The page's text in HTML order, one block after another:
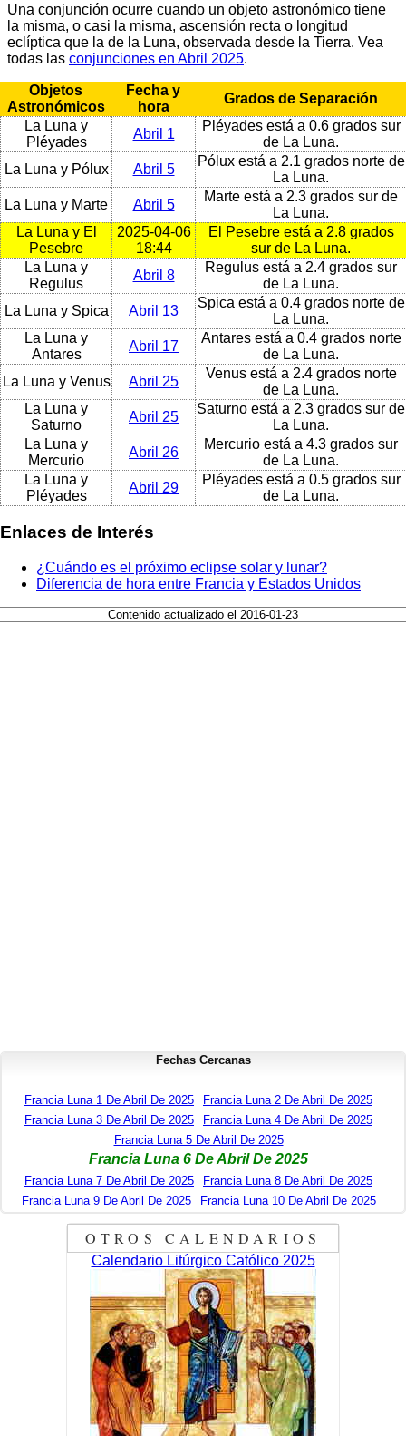
Una conjunción ocurre cuando un objeto astronómico tiene
la misma, o casi la misma, ascensión recta o longitud
eclíptica que la de la Luna, observada desde la Tierra. Vea
todas las conjunciones en Abril 2025.
Objetos
Astronómicos
Fecha y
hora
Grados de Separación
La Luna y
Pléyades
Abril 1
Pléyades está a 0.6 grados sur
de La Luna.
La Luna y Pólux
Abril 5
Pólux está a 2.1 grados norte de
La Luna.
La Luna y Marte
Abril 5
Marte está a 2.3 grados sur de
La Luna.
La Luna y El
Pesebre
2025-04-06
18:44
El Pesebre está a 2.8 grados
sur de La Luna.
La Luna y
Regulus
Abril 8
Regulus está a 2.4 grados sur
de La Luna.
La Luna y Spica
Abril 13
Spica está a 0.4 grados norte de
La Luna.
La Luna y
Antares
Abril 17
Antares está a 0.4 grados norte
de La Luna.
La Luna y Venus
Abril 25
Venus está a 2.4 grados norte
de La Luna.
La Luna y
Saturno
Abril 25
Saturno está a 2.3 grados sur de
La Luna.
La Luna y
Mercurio
Abril 26
Mercurio está a 4.3 grados sur
de La Luna.
La Luna y
Pléyades
Abril 29
Pléyades está a 0.5 grados sur
de La Luna.
Enlaces de Interés
¿Cuándo es el próximo eclipse solar y lunar?
Diferencia de hora entre Francia y Estados Unidos
Contenido actualizado el 2016-01-23
Fechas Cercanas
Francia Luna 1 De Abril De 2025
Francia Luna 2 De Abril De 2025
Francia Luna 3 De Abril De 2025
Francia Luna 4 De Abril De 2025
Francia Luna 5 De Abril De 2025
Francia Luna 6 De Abril De 2025
Francia Luna 7 De Abril De 2025
Francia Luna 8 De Abril De 2025
Francia Luna 9 De Abril De 2025
Francia Luna 10 De Abril De 2025
OTROS CALENDARIOS
Calendario Litúrgico Católico 2025